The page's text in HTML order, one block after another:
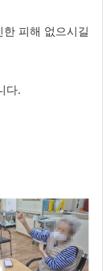
피해 없으시길
다.